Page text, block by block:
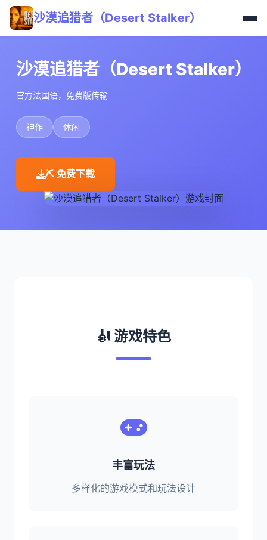
沙漠追猎者（Desert Stalker）
沙漠追猎者（Desert Stalker）
官方法国语，免费版传输
神作 休闲
⛏️ 免费下载
🎻 游戏特色
丰富玩法
多样化的游戏模式和玩法设计